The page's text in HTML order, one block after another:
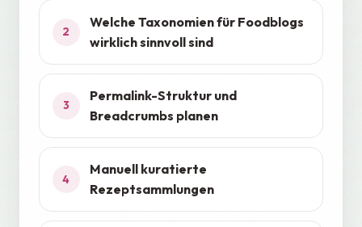
2
Welche Taxonomien für Foodblogs
wirklich sinnvoll sind
3
Permalink-Struktur und
Breadcrumbs planen
4
Manuell kuratierte
Rezeptsammlungen